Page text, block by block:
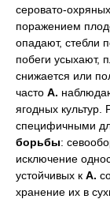
серовато-
поражением
опадают, стебли
побеги усыхают,
снижается или
часто А.
ягодных
специфичными
борьбы:
исключение
устойчивых к А.
хранение их в